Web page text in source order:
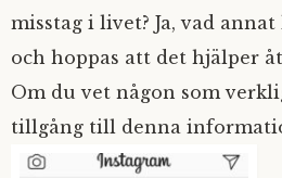
misstag i livet? Ja, vad
och hoppas att det hjälper
Om du vet någon som
tillgång till denna